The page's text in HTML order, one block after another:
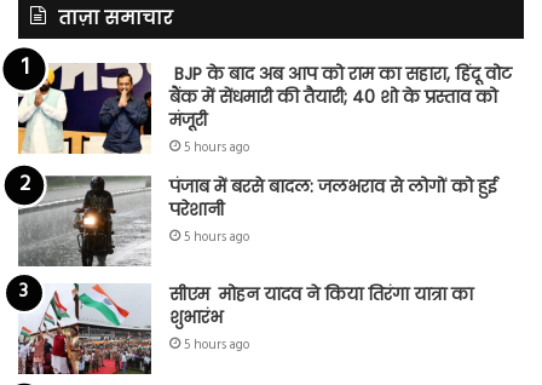
ताज़ा समाचार
BJP के बाद अब आप को राम का सहारा, हिंदू वोट
बैंक में सेंधमारी की तैयारी; 40 शो के प्रस्ताव को
मंजूरी
5 hours ago
पंजाब में बरसे बादल: जलभराव से लोगों को हुई
परेशानी
5 hours ago
सीएम मोहन यादव ने किया तिरंगा यात्रा का
शुभारंभ
5 hours ago